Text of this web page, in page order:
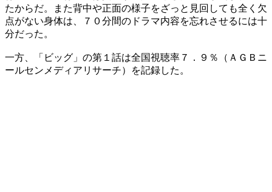
たからだ。また背中や正面の様子をざっと見回しても全く欠
点がない身体は、７０分間のドラマ内容を忘れさせるには十
分だった。
一方、「ビッグ」の第１話は全国視聴率７．９％（ＡＧＢニ
ールセンメディアリサーチ）を記録した。